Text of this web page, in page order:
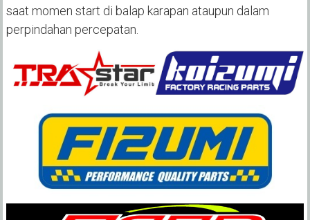
saat momen start di balap karapan ataupun dalam
perpindahan percepatan.